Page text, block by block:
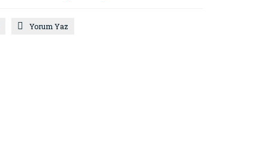
Yorum Yaz